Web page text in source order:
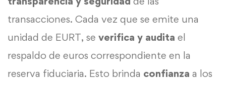
transacciones. Cada vez que se emite una
unidad de EURT, se verifica y audita el
respaldo de euros correspondiente en la
reserva fiduciaria. Esto brinda confianza a los